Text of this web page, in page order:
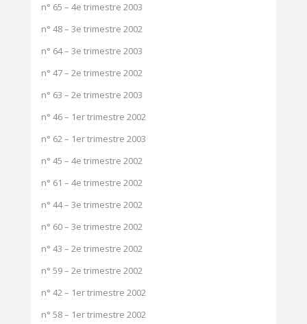
n° 65 – 4e trimestre 2003
n° 48 – 3e trimestre 2002
n° 64 – 3e trimestre 2003
n° 47 – 2e trimestre 2002
n° 63 – 2e trimestre 2003
n° 46 – 1er trimestre 2002
n° 62 – 1er trimestre 2003
n° 45 – 4e trimestre 2002
n° 61 – 4e trimestre 2002
n° 44 – 3e trimestre 2002
n° 60 – 3e trimestre 2002
n° 43 – 2e trimestre 2002
n° 59 – 2e trimestre 2002
n° 42 – 1er trimestre 2002
n° 58 – 1er trimestre 2002